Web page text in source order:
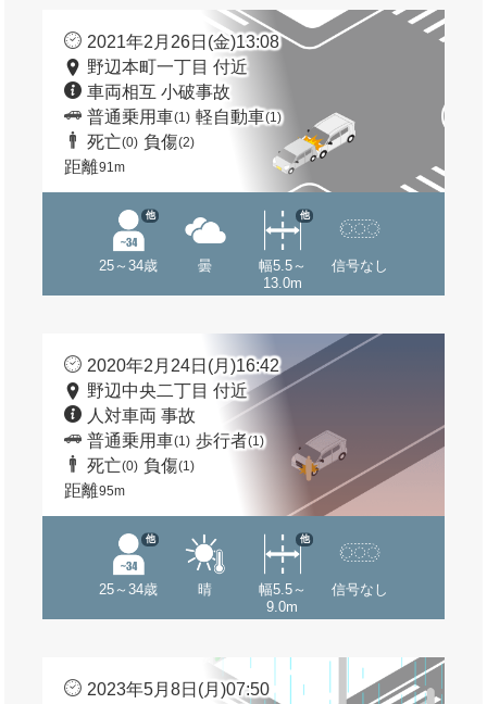
2021年2月26日(金)13:08
野辺本町一丁目 付近
車両相互 小破事故
普通乗用車(1) 軽自動車(1)
死亡(0) 負傷(2)
距離91m
25～34歳
他
曇
幅5.5～
13.0m
他
信号なし
2020年2月24日(月)16:42
野辺中央二丁目 付近
人対車両 事故
普通乗用車(1) 歩行者(1)
死亡(0) 負傷(1)
距離95m
25～34歳
他
晴
幅5.5～
9.0m
他
信号なし
2023年5月8日(月)07:50